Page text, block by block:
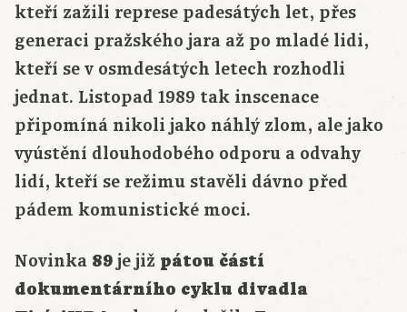
kteří zažili represe padesátých let, přes
generaci pražského jara až po mladé lidi,
kteří se v osmdesátých letech rozhodli
jednat. Listopad 1989 tak inscenace
připomíná nikoli jako náhlý zlom, ale jako
vyústění dlouhodobého odporu a odvahy
lidí, kteří se režimu stavěli dávno před
pádem komunistické moci.
Novinka 89je již pátou částí
dokumentárního cyklu divadla